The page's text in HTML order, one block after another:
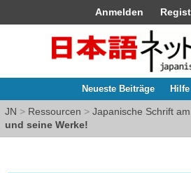
Anmelden
Neueste Beiträge Hilfe
JN > Ressourcen > Japanische Schrift
und seine Werke!